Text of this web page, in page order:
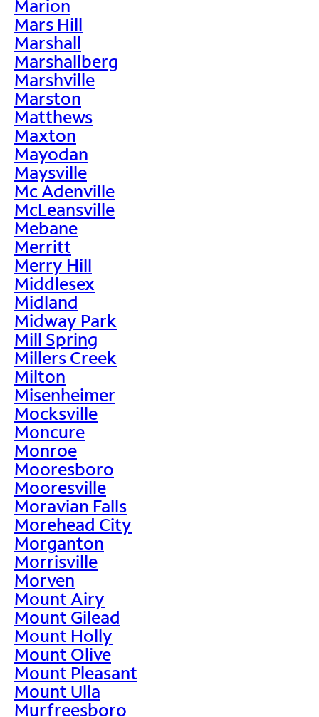
Marion
Mars Hill
Marshall
Marshallberg
Marshville
Marston
Matthews
Maxton
Mayodan
Maysville
Mc Adenville
McLeansville
Mebane
Merritt
Merry Hill
Middlesex
Midland
Midway Park
Mill Spring
Millers Creek
Milton
Misenheimer
Mocksville
Moncure
Monroe
Mooresboro
Mooresville
Moravian Falls
Morehead City
Morganton
Morrisville
Morven
Mount Airy
Mount Gilead
Mount Holly
Mount Olive
Mount Pleasant
Mount Ulla
Murfreesboro